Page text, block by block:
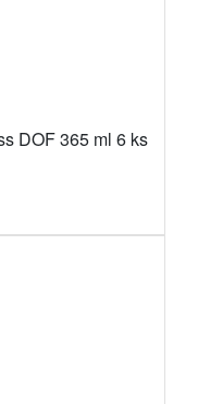
DOF 365 ml 6 ks